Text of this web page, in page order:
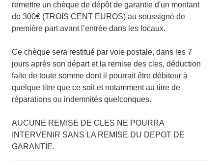
remettre un chèque de dépôt de garantie d'un montant
de 300€ (TROIS CENT EUROS) au soussigné de
première part avant l’entrée dans les locaux.
Ce chèque sera restitué par voie postale, dans les 7
jours après son départ et la remise des cles, déduction
faite de toute somme dont il pourrait être débiteur à
quelque titre que ce soit et notamment au titre de
réparations ou indemnités quelconques.
AUCUNE REMISE DE CLES NE POURRA
INTERVENIR SANS LA REMISE DU DEPOT DE
GARANTIE.